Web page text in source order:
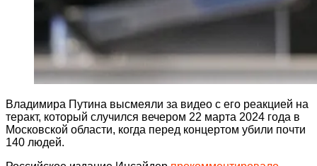
Владимира Путина высмеяли за видео с его реакцией на
теракт, который случился вечером 22 марта 2024 года в
Московской области, когда перед концертом убили почти
140 людей.